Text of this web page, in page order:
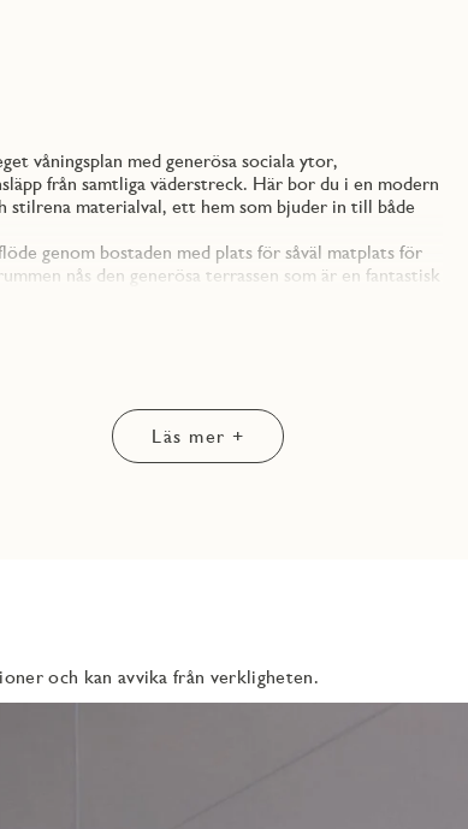
våningsplan med generösa sociala ytor,
från samtliga väderstreck. Här bor du i en modern
stilrena materialval, ett hem som bjuder in till både
genom bostaden med plats för såväl matplats för
nås den generösa terrassen som är en fantastisk
ekparkett, ljusa väggar och en genomgående känsla
finns det såklart möjlighet att avvika från
Läs mer +
och kan avvika från verkligheten.